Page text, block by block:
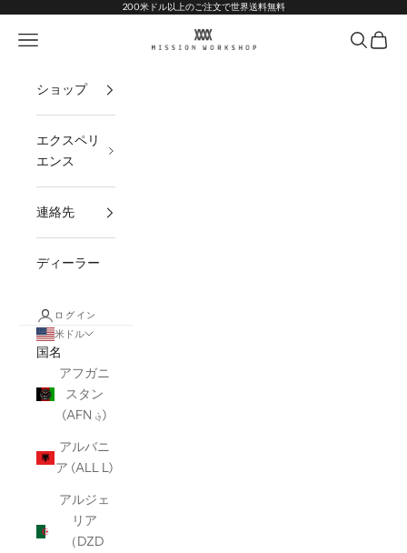
コンテンツへスキップ
Go to Accessibility Statement200米ドル以上のご注文で世界送料無料
MISSION WORKSHOP
ナビゲーションメニューを開く オープン
オー
ショップ
エクスペリ
エンス
連絡先
ディーラー
ログイン
米ドル
国名
アフガニ
スタン
(AFN ؋)
アルバニ
ア (ALL L)
アルジェ
リア
（DZD